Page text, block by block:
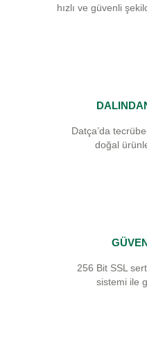
hızlı ve güvenli
Datça’da
doğal
256 Bit SSL
sistemi ile